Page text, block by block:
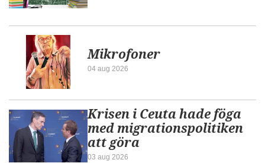
Mikrofoner
04 aug 2026
Krisen i Ceuta hade föga
med migrationspolitiken
att göra
03 aug 2026